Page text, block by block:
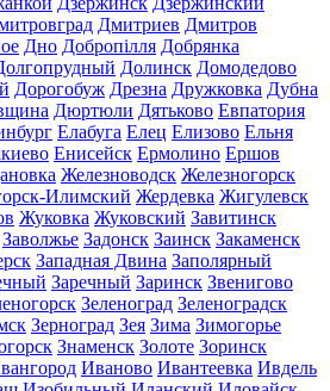
Дмитриев Дмитров
Дно Добропілля Добрянка
Долинск Домодедово
Дорогобуж Дрезна Дружковка Дубна
Дюртюли Дятьково Евпатория
Елабуга Елец Елизово Ельня
Енисейск Ермолино Ершов
Железноводск Железногорск
Илимский Жердевка Жигулевск
Жуковка Жуковский Завитинск
Заволжье Задонск Заинск Закаменск
Западная Двина Заполярный
Заречный Заринск Звенигово
Зеленоград Зеленоградск
Зерноград Зея Зима Зимогорье
Знаменск Золоте Зоринск
Иваново Ивантеевка Ивдель